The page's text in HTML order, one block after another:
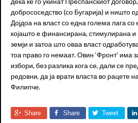
добрососедство (со Бугарија) и ништо
Дојдоа на власт со една голема лага
којашто е финансирана, стимулирана
земји и затоа што оваа власт
тоа право го немаат. Овин ‘Фронт’ има
избори, без разлика кога се, дали се
редовни, да ја врати власта во рацете на
Филипче.
Share Share Tweet